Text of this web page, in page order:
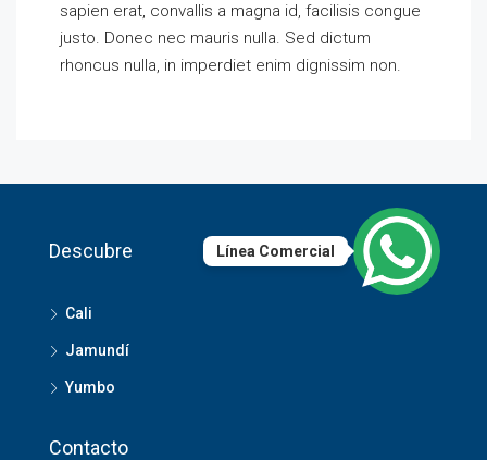
sapien erat, convallis a magna id, facilisis congue
justo. Donec nec mauris nulla. Sed dictum
rhoncus nulla, in imperdiet enim dignissim non.
Descubre
Cali
Jamundí
Yumbo
Contacto
Línea Comercial